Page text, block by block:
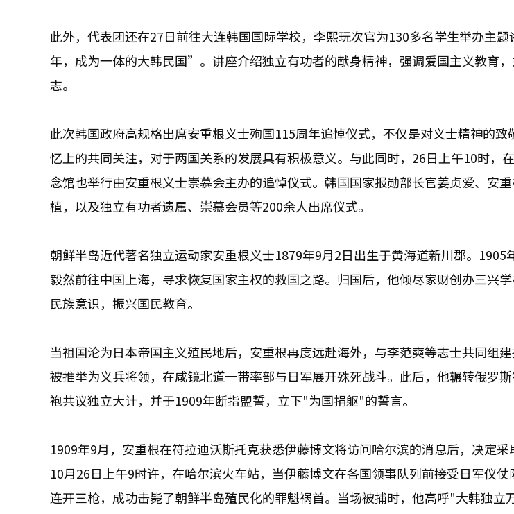
此外，代表团还在27日前往大连韩国国际学校，李熙玩次官为130多名学生举办主
年，成为一体的大韩民国”。讲座介绍独立有功者的献身精神，强调爱国主义教育
志。
此次韩国政府高规格出席安重根义士殉国115周年追悼仪式，不仅是对义士精神的
忆上的共同关注，对于两国关系的发展具有积极意义。与此同时，26日上午10时，
念馆也举行由安重根义士崇慕会主办的追悼仪式。韩国国家报勋部长官姜贞爱、安
植，以及独立有功者遗属、崇慕会员等200余人出席仪式。
朝鲜半岛近代著名独立运动家安重根义士1879年9月2日出生于黄海道新川郡。1905
毅然前往中国上海，寻求恢复国家主权的救国之路。归国后，他倾尽家财创办三兴
民族意识，振兴国民教育。
当祖国沦为日本帝国主义殖民地后，安重根再度远赴海外，与李范奭等志士共同组
被推举为义兵将领，在咸镜北道一带率部与日军展开殊死战斗。此后，他辗转俄罗
袍共议独立大计，并于1909年断指盟誓，立下"为国捐躯"的誓言。
1909年9月，安重根在符拉迪沃斯托克获悉伊藤博文将访问哈尔滨的消息后，决定采
10月26日上午9时许，在哈尔滨火车站，当伊藤博文在各国领事队列前接受日军仪
连开三枪，成功击毙了朝鲜半岛殖民化的罪魁祸首。当场被捕时，他高呼"大韩独立